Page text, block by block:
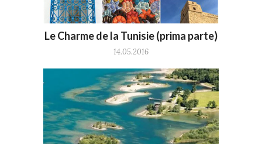
Le Charme de la Tunisie (prima parte)
14.05.2016